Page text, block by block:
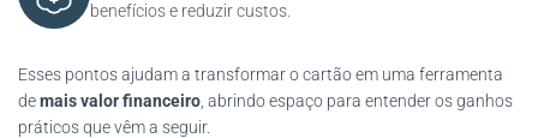
benefícios e reduzir custos.
Esses pontos ajudam a transformar o cartão em uma ferramenta
demais valor financeiro , abrindo espaço para entender os ganhos
práticos que vêm a seguir.